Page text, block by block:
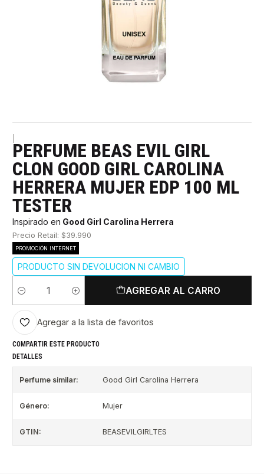
PERFUME BEAS EVIL GIRL
CLON GOOD GIRL CAROLINA
HERRERA MUJER EDP 100 ML
TESTER
Inspirado en Good Girl Carolina Herrera
Precio Retail: $39.990
PROMOCIÓN INTERNET
PRODUCTO SIN DEVOLUCION NI CAMBIO
Cantidad
AGREGAR AL CARRO
Agregar a la lista de favoritos
COMPARTIR ESTE PRODUCTO
DETALLES
Perfume similar: Good Girl Carolina Herrera
Género: Mujer
GTIN: BEASEVILGIRLTES